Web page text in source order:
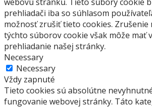
prehliadači iba so súhlasom
možnosť zrušiť tieto cookies. Zrušenie
týchto súborov cookie však môže mať
prehliadanie našej stránky.
Necessary
Necessary
Vždy zapnuté
Tieto cookies sú absolútne
fungovanie webovej stránky. Táto